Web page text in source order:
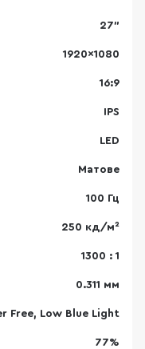
27"
1920×1080
16:9
IPS
LED
Матове
100 Гц
250 кд/м²
1300 : 1
0.311 мм
Free, Low Blue Light
77%